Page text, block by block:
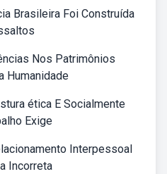
Brasileira Foi Construída
Nos Patrimônios
Humanidade
ética E Socialmente
Exige
Interpessoal
Incorreta